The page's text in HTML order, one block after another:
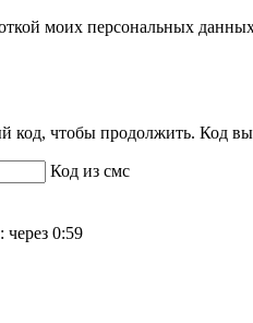
моих персональных
код, чтобы продолжить. Код
Код из смс
через 0:59